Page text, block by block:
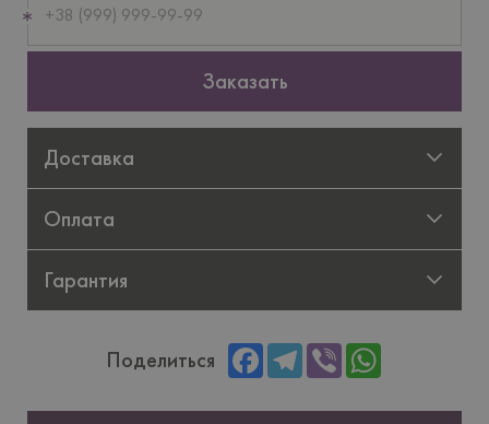
телефон
Заказать
Доставка
Оплата
Гарантия
Поделиться FacebookTelegram
Viber